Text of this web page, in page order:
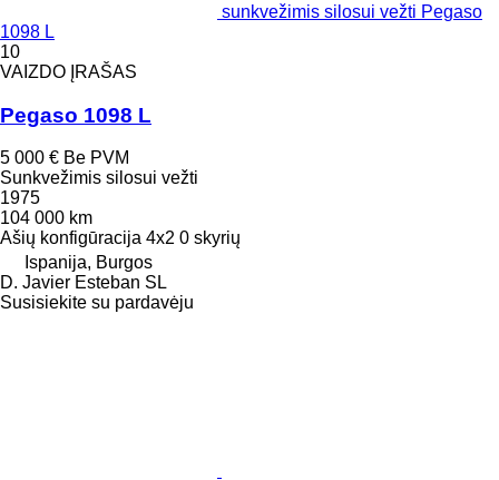
sunkvežimis silosui vežti Pegaso
1098 L
10
VAIZDO ĮRAŠAS
Pegaso 1098 L
5 000 € Be PVM
Sunkvežimis silosui vežti
1975
104 000 km
Ašių konfigūracija 4x2 0 skyrių
Ispanija, Burgos
D. Javier Esteban SL
Susisiekite su pardavėju